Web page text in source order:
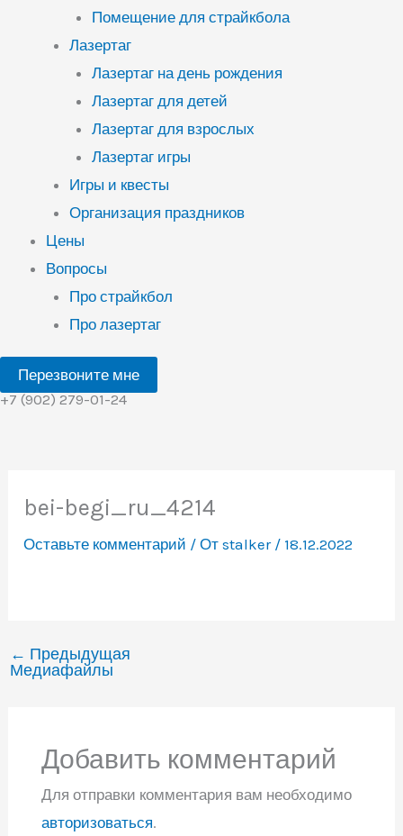
Помещение для страйкбола
Лазертаг
Лазертаг на день рождения
Лазертаг для детей
Лазертаг для взрослых
Лазертаг игры
Игры и квесты
Организация праздников
Цены
Вопросы
Про страйкбол
Про лазертаг
Перезвоните мне
+7 (902) 279-01-24
bei-begi_ru_4214
Оставьте комментарий / Отstalker / 18.12.2022
← Предыдущая
Медиафайлы
Добавить комментарий
Для отправки комментария вам необходимо
авторизоваться.